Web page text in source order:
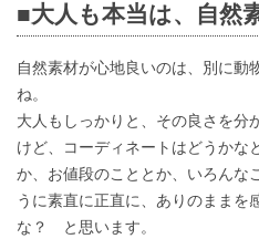
■大人も本当は、自然
自然素材が心地良いのは、別に動
ね。
大人もしっかりと、その良さを分
けど、コーディネートはどうかな
か、お値段のこととか、いろんな
うに素直に正直に、ありのままを
な？ と思います。